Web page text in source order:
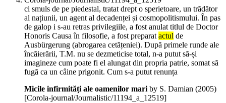
ci smuls de pe piedestal, tratat drept o sperietoare, un trădător
al națiunii, un agent al decadenței și cosmopolitismului. În pas
de galop i s-au retras privilegiile, a fost anulat titlul de Doctor
Honoris Causa în filosofie, a fost preparatactul de
Ausbürgerung (abrogarea cetățeniei). După primele runde ale
încăierării, T.M. nu se dezmeticise total, n-a putut să-și
imagineze cum poate fi el alungat din propria patrie, somat să
fugă ca un câine prigonit. Cum s-a putut renunța
Micile infirmități ale oamenilor mariby S. Damian (2005)
[Corola-journal/Journalistic/11194_a_12519]